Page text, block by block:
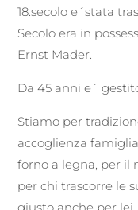
18.secolo e´stata
Secolo era in
Ernst Mader.
Da 45 anni e´
Stiamo per
accoglienza
forno a legna, per il
per chi trascorre le